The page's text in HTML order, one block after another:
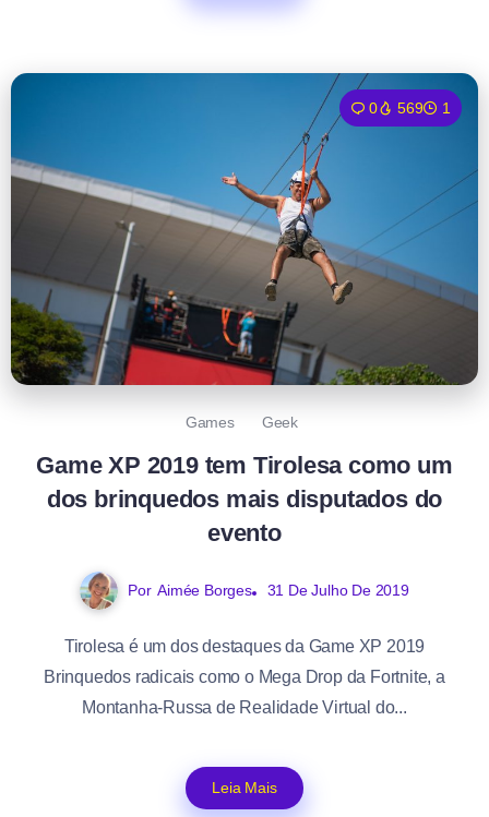
0 569 1
Games Geek
Game XP 2019 tem Tirolesa como um
dos brinquedos mais disputados do
evento
Por Aimée Borges 31 De Julho De 2019
Tirolesa é um dos destaques da Game XP 2019
Brinquedos radicais como o Mega Drop da Fortnite, a
Montanha-Russa de Realidade Virtual do...
Leia Mais